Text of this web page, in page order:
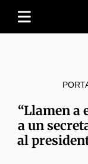
“Llamen a
a un
al